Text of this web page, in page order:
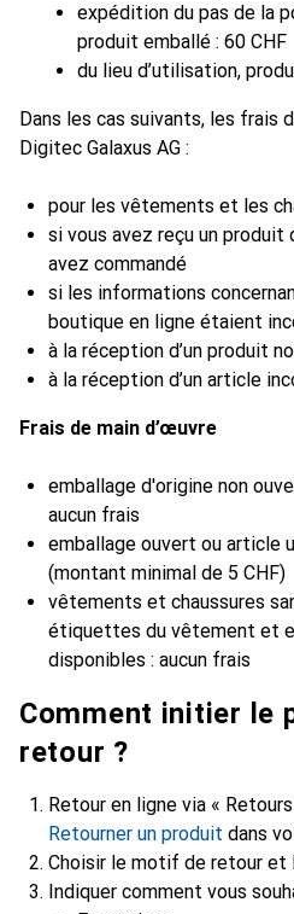
expédition du pas de la
produit emballé : 60 CHF
du lieu d’utilisation,
Dans les cas suivants, les frais
Digitec Galaxus AG :
pour les vêtements et les
si vous avez reçu un
avez commandé
si les informations
boutique en ligne étaient
à la réception d’un produit
à la réception d’un article
Frais de main d’œuvre
emballage d'origine non
aucun frais
emballage ouvert ou article
(montant minimal de 5 CHF)
vêtements et chaussures
étiquettes du vêtement et
disponibles : aucun frais
Comment initier le
retour ?
Retour en ligne via «
Retourner un produit dans
Choisir le motif de retour et
Indiquer comment vous